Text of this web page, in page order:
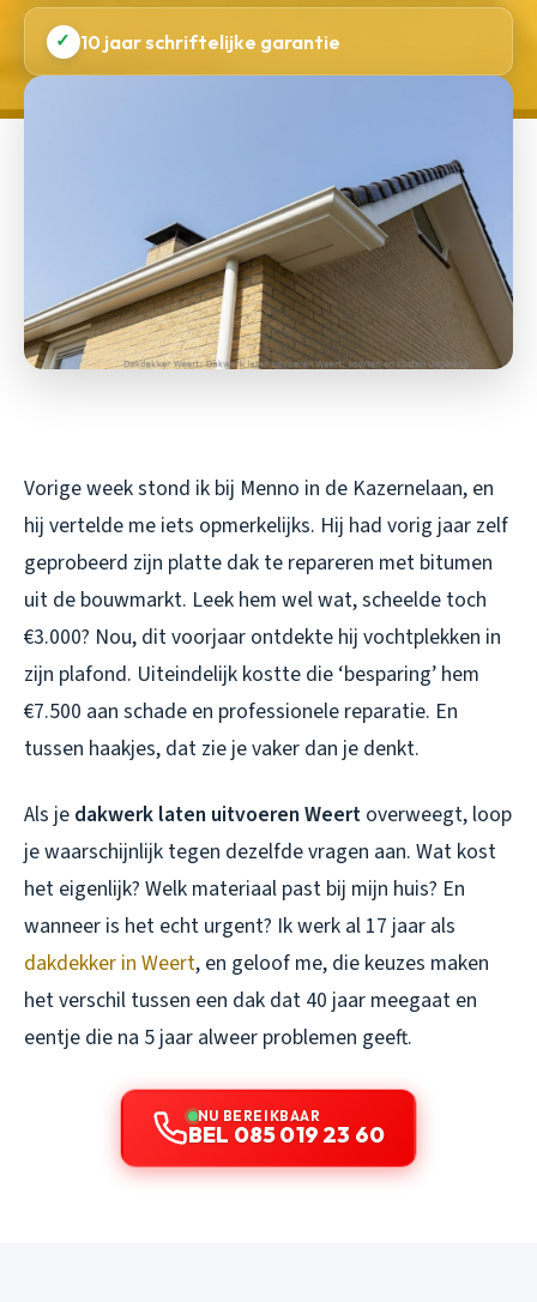
✓ 10 jaar schriftelijke garantie
Vorige week stond ik bij Menno in de Kazernelaan, en
hij vertelde me iets opmerkelijks. Hij had vorig jaar zelf
geprobeerd zijn platte dak te repareren met bitumen
uit de bouwmarkt. Leek hem wel wat, scheelde toch
€3.000? Nou, dit voorjaar ontdekte hij vochtplekken in
zijn plafond. Uiteindelijk kostte die ‘besparing’ hem
€7.500 aan schade en professionele reparatie. En
tussen haakjes, dat zie je vaker dan je denkt.
Als je dakwerk laten uitvoeren Weert overweegt, loop
je waarschijnlijk tegen dezelfde vragen aan. Wat kost
het eigenlijk? Welk materiaal past bij mijn huis? En
wanneer is het echt urgent? Ik werk al 17 jaar als
dakdekker in Weert, en geloof me, die keuzes maken
het verschil tussen een dak dat 40 jaar meegaat en
eentje die na 5 jaar alweer problemen geeft.
NU BEREIKBAAR
BEL 085 019 23 60